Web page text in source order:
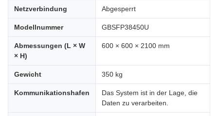
Netzverbindung Abgesperrt
Modellnummer GBSFP38450U
Abmessungen (L × W
× H)
600 × 600 × 2100 mm
Gewicht 350 kg
Kommunikationshafen
Das System ist in der Lage, die
Daten zu verarbeiten.